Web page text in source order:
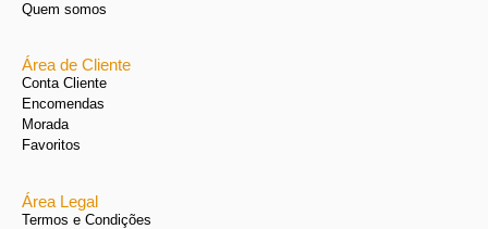
Quem somos
Área de Cliente
Conta Cliente
Encomendas
Morada
Favoritos
Área Legal
Termos e Condições